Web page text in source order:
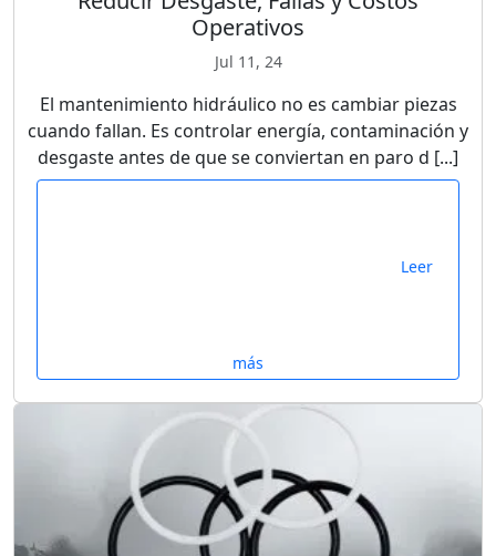
Operativos
Jul 11, 24
El mantenimiento hidráulico no es cambiar piezas
cuando fallan. Es controlar energía, contaminación y
desgaste antes de que se conviertan en paro d [...]
Leer
más